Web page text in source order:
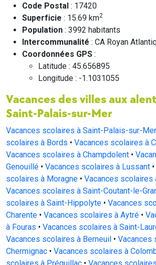
Code Postal : 17420
Superficie : 15.69 km2
Population : 3992 habitants
Intercommunalité : CA Royan
Coordonnées GPS :
Latitude : 45.656895
Longitude : -1.1031055
Vacances des villes aux
Saint-Palais-sur-Mer
Vacances scolaires à Saint-Palais-sur-Mer
scolaires à Bords • Vacances scolaires à
Vacances scolaires à Champdolent •
Genouillé • Vacances scolaires à Lussant •
scolaires à Moragne • Vacances scolaires
Vacances scolaires à Saint-Coutant-le-
scolaires à Saint-Hippolyte • Vacances
Charente • Vacances scolaires à Aytré •
à Fouras • Vacances scolaires à Saint-
Vacances scolaires à Berneuil • Vacances
Chermignac • Vacances scolaires à